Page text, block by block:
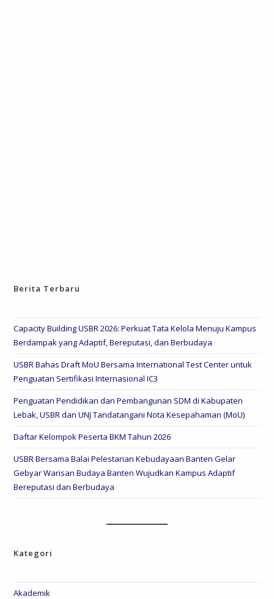
Berita Terbaru
Capacity Building USBR 2026: Perkuat Tata Kelola Menuju Kampus
Berdampak yang Adaptif, Bereputasi, dan Berbudaya
USBR Bahas Draft MoU Bersama International Test Center untuk
Penguatan Sertifikasi Internasional IC3
Penguatan Pendidikan dan Pembangunan SDM di Kabupaten
Lebak, USBR dan UNJ Tandatangani Nota Kesepahaman (MoU)
Daftar Kelompok Peserta BKM Tahun 2026
USBR Bersama Balai Pelestarian Kebudayaan Banten Gelar
Gebyar Warisan Budaya Banten Wujudkan Kampus Adaptif
Bereputasi dan Berbudaya
Kategori
Akademik